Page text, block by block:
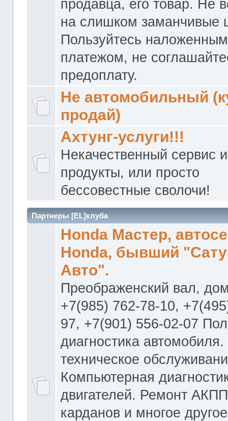
продавца, его товар. Не
на слишком заманчивые
Пользуйтесь наложенным
платежом, не
предоплату.
Не автомобильный
продай)
Ахтунг-услуги!!!
Некачественный сервис и
продукты, или просто
бессовестные сволочи!
Партнеры [EL]клуба
Honda Мастер,
Honda, бывший
Авто".
Преображенский вал,
+7(985) 762-78-10,
97, +7(901) 556-02-07
диагностика
техническое
Компьютерная
двигателей. Ремонт
карданов и многое